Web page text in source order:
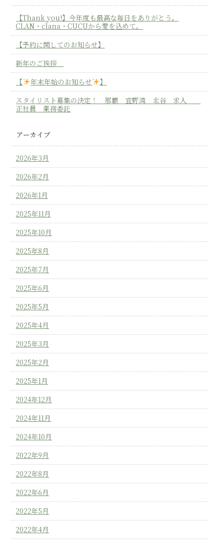
【Thank you!】今年度も最高な毎日をありがとう。
CLAN・clana・CUCUから愛を込めて。
【予約に関してのお知らせ】
新年のご挨拶
【
年末年始のお知らせ
】
スタイリスト募集の決定！ 那覇 宜野湾 北谷 求人
正社員 業務委託
アーカイブ
2026年3月
2026年2月
2026年1月
2025年11月
2025年10月
2025年8月
2025年7月
2025年6月
2025年5月
2025年4月
2025年3月
2025年2月
2025年1月
2024年12月
2024年11月
2024年10月
2022年9月
2022年8月
2022年6月
2022年5月
2022年4月